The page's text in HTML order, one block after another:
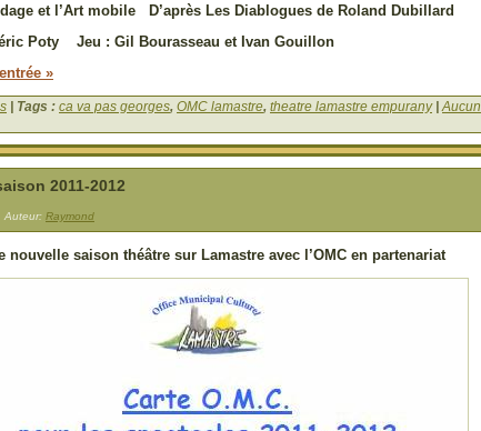
et l’Art mobile D’après Les Diablogues de Roland Dubillard
Poty Jeu : Gil Bourasseau et Ivan Gouillon
»
| Tags : ca va pas georges, OMC lamastre, theatre lamastre empurany|Aucun
2011-2012
Auteur: Raymond
nouvelle saison théâtre sur Lamastre avec l’OMC en partenariat